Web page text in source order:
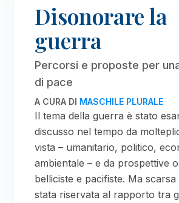
Disonorare la
guerra
Percorsi e proposte per
di pace
A CURA DI MASCHILE PLURALE
Il tema della guerra è stato
discusso nel tempo da
vista – umanitario, politico,
ambientale – e da prospettive
belliciste e pacifiste. Ma
stata riservata al rapporto tra